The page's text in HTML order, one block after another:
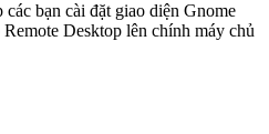
bạn cài đặt giao diện Gnome
Desktop lên chính máy chủ